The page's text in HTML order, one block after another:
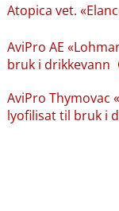
Atopica vet.
AviPro AE
bruk i drikkevann
AviPro Thymovac
lyofilisat til bruk i